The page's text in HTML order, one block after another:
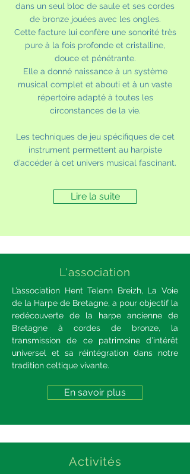
dans un seul bloc de saule et ses cordes
de bronze jouées avec les ongles.
Cette facture lui confère une sonorité très
pure à la fois profonde et cristalline,
douce et pénétrante.
Elle a donné naissance à un système
musical complet et abouti et à un vaste
répertoire adapté à toutes les
circonstances de la vie.
Les techniques de jeu spécifiques de cet
instrument permettent au harpiste
d’accéder à cet univers musical fascinant.
Lire la suite
L'association
L’association Hent Telenn Breizh, La Voie
de la Harpe de Bretagne, a pour objectif la
redécouverte de la harpe ancienne de
Bretagne à cordes de bronze, la
transmission de ce patrimoine d’intérêt
universel et sa réintégration dans notre
tradition celtique vivante.
En savoir plus
Activités